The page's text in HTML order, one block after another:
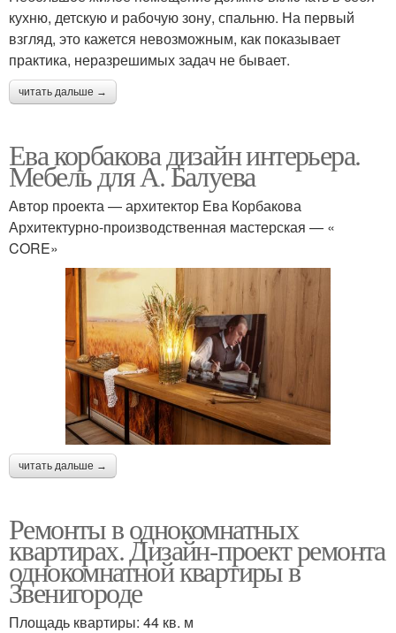
кухню, детскую и рабочую зону, спальню. На первый
взгляд, это кажется невозможным, как показывает
практика, неразрешимых задач не бывает.
читать дальше →
Ева корбакова дизайн интерьера.
Мебель для А. Балуева
Автор проекта — архитектор Ева Корбакова
Архитектурно-производственная мастерская — «
CORE»
читать дальше →
Ремонты в однокомнатных
квартирах. Дизайн-проект ремонта
однокомнатной квартиры в
Звенигороде
Площадь квартиры: 44 кв. м